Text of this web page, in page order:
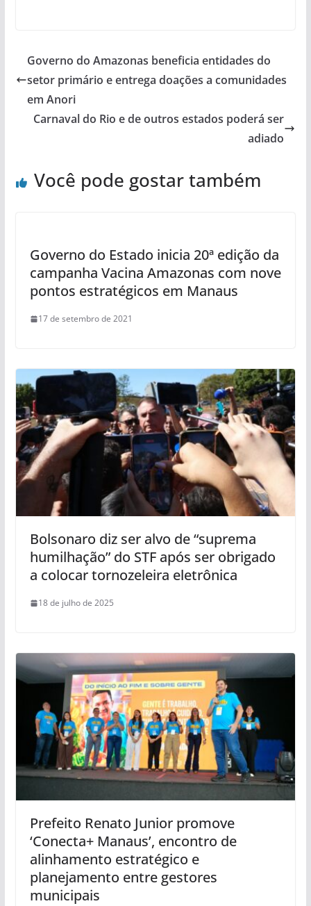
Governo do Amazonas beneficia entidades do
setor primário e entrega doações a comunidades
em Anori
Carnaval do Rio e de outros estados poderá ser
adiado
Você pode gostar também
Governo do Estado inicia 20ª edição da
campanha Vacina Amazonas com nove
pontos estratégicos em Manaus
17 de setembro de 2021
Bolsonaro diz ser alvo de “suprema
humilhação” do STF após ser obrigado
a colocar tornozeleira eletrônica
18 de julho de 2025
Prefeito Renato Junior promove
‘Conecta+ Manaus’, encontro de
alinhamento estratégico e
planejamento entre gestores
municipais